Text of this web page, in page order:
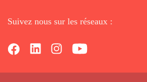
Suivez nous sur les réseaux :